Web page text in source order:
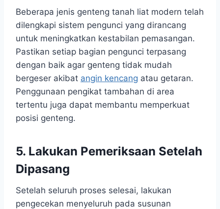
Beberapa jenis genteng tanah liat modern telah
dilengkapi sistem pengunci yang dirancang
untuk meningkatkan kestabilan pemasangan.
Pastikan setiap bagian pengunci terpasang
dengan baik agar genteng tidak mudah
bergeser akibat angin kencang atau getaran.
Penggunaan pengikat tambahan di area
tertentu juga dapat membantu memperkuat
posisi genteng.
5. Lakukan Pemeriksaan Setelah
Dipasang
Setelah seluruh proses selesai, lakukan
pengecekan menyeluruh pada susunan